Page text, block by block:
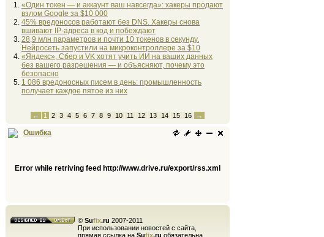
«Один токен — и аккаунт ваш навсегда»: хакеры продают
взлом Google за $10 000
45% вредоносов работают без DNS. Хакеры снова
вшивают IP-адреса в код и побеждают
28,9 млн параметров и почти 10 токенов в секунду.
Нейросеть запустили на микроконтроллере за $10
«Яндекс», Сбер и VK хотят учить ИИ на ваших данных
без вашего разрешения — и объясняют, почему это
безопасно
1 086 вредоносных писем в день: промышленность
получает каждое пятое из них
← 1 2 3 4 5 6 7 8 9 10 11 12 13 14 15 16 →
Ошибка
Error while retriving feed http://www.drive.ru/export/rss.xml
© Sufix.ru 2007-2011
При использовании новостей с сайта,
прямая ссылка на Sufix.ru обязательна